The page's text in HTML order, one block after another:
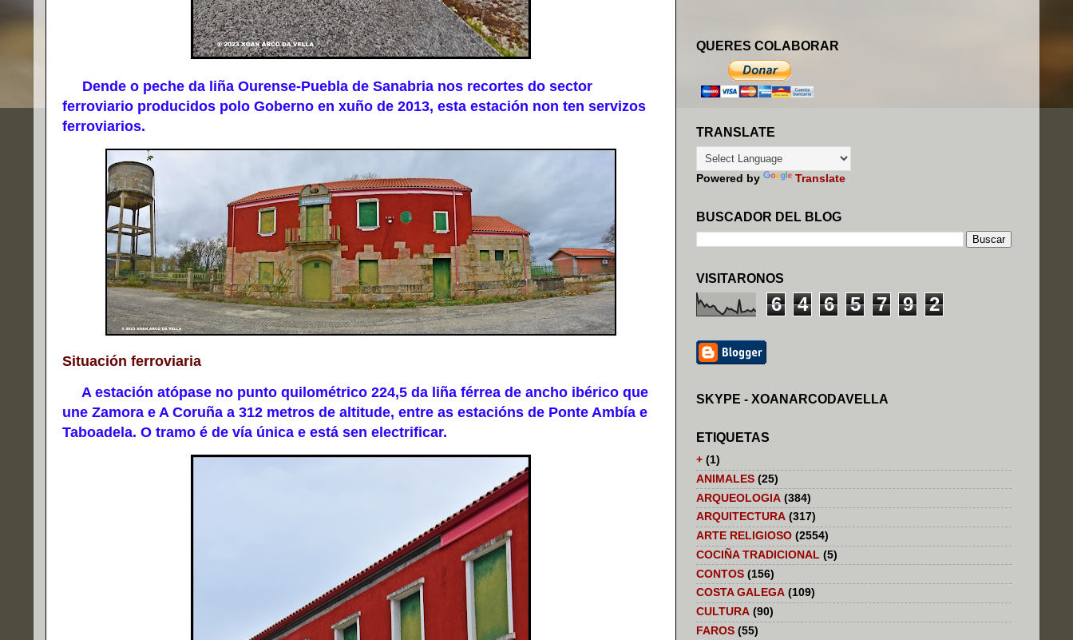
Dende o peche da liña Ourense-Puebla de Sanabria nos recortes do sector
ferroviario producidos polo Goberno en xuño de 2013, esta estación non ten servizos
ferroviarios.
Situación ferroviaria
A estación atópase no punto quilométrico 224,5 da liña férrea de ancho ibérico que
une Zamora e A Coruña a 312 metros de altitude, entre as estacións de Ponte Ambía e
Taboadela. O tramo é de vía única e está sen electrificar.
QUERES COLABORAR
TRANSLATE
Powered by Translate
BUSCADOR DEL BLOG
VISITARONOS
6 4 6 5 7 9 2
SKYPE - XOANARCODAVELLA
ETIQUETAS
+ (1)
ANIMALES (25)
ARQUEOLOGIA (384)
ARQUITECTURA (317)
ARTE RELIGIOSO (2554)
COCIÑA TRADICIONAL (5)
CONTOS (156)
COSTA GALEGA (109)
CULTURA (90)
FAROS (55)